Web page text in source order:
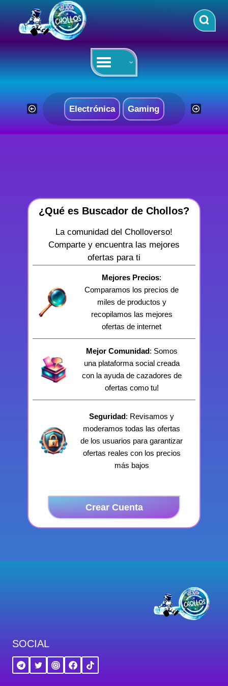
contenido
Electrónica Gaming
¿Qué es Buscador de Chollos?
La comunidad del Cholloverso!
Comparte y encuentra las mejores
ofertas para ti
Mejores Precios:
Comparamos los precios de
miles de productos y
recopilamos las mejores
ofertas de internet
Mejor Comunidad: Somos
una plataforma social creada
con la ayuda de cazadores de
ofertas como tu!
Seguridad: Revisamos y
moderamos todas las ofertas
de los usuarios para garantizar
ofertas reales con los precios
más bajos
Crear Cuenta
SOCIAL